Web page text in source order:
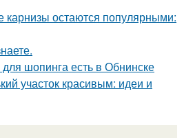
карнизы остаются популярными:
шопинга есть в Обнинске
участок красивым: идеи и